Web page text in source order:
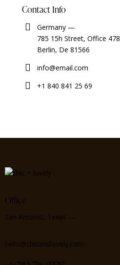
Contact Info
Germany —
785 15h Street, Office 478
Berlin, De 81566
info@email.com
+1 840 841 25 69
Office
San Antonio, Texas —
hello@chicandlovely.com